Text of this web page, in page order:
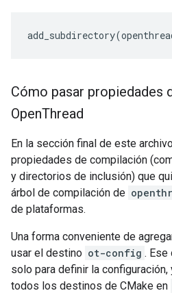
Cómo pasar propiedades
OpenThread
En la sección final de este
propiedades de compilación
y directorios de inclusión) que
árbol de compilación de
de plataformas.
Una forma conveniente de
usar el destino ot-config .
solo para definir la
todos los destinos de CMake en